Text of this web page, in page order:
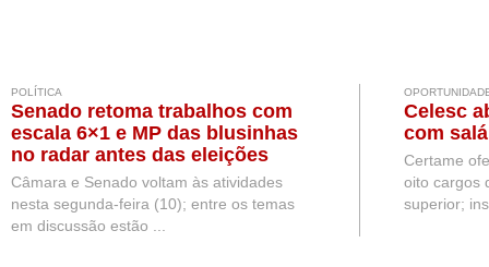
POLÍTICA
Senado retoma trabalhos com
escala 6×1 e MP das blusinhas
no radar antes das eleições
Câmara e Senado voltam às atividades
nesta segunda-feira (10); entre os temas
em discussão estão ...
Celesc
com
Certame
oito cargos
superior;